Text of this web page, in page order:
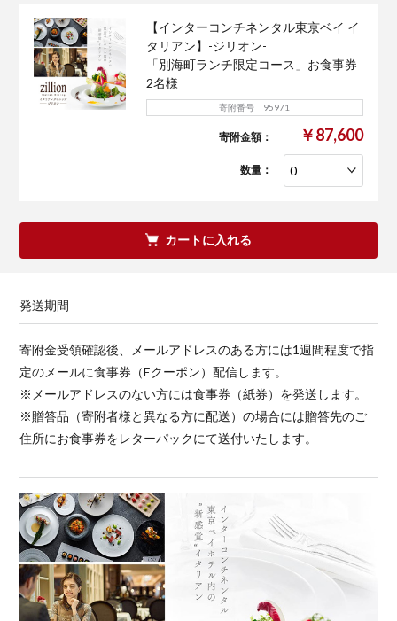
【インターコンチネンタル東京ベイ イ
タリアン】-ジリオン-
「別海町ランチ限定コース」お食事券
2名様
寄附番号 95971
寄附金額： ￥87,600
数量：
カートに入れる
発送期間
寄附金受領確認後、メールアドレスのある方には1週間程度で指
定のメールに食事券（Eクーポン）配信します。
※メールアドレスのない方には食事券（紙券）を発送します。
※贈答品（寄附者様と異なる方に配送）の場合には贈答先のご
住所にお食事券をレターパックにて送付いたします。